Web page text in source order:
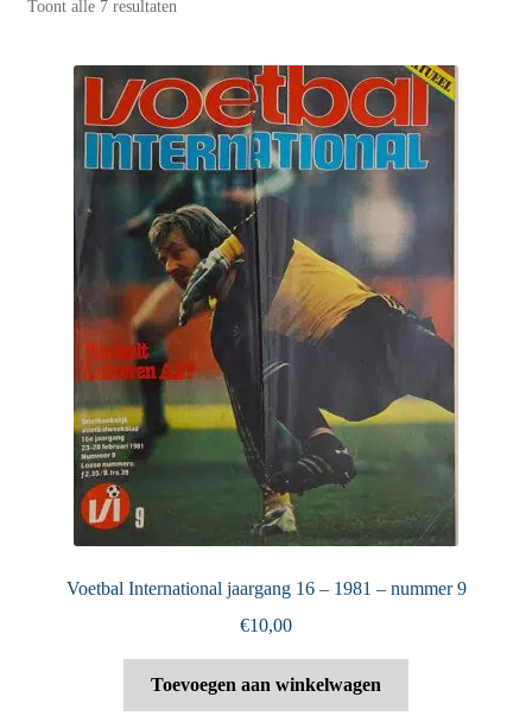
VI’s met Posters
Wie is puntertje
Contact
Toont alle 7 resultaten
Voetbal International jaargang 16 – 1981 – nummer 9
€10,00
Toevoegen aan winkelwagen